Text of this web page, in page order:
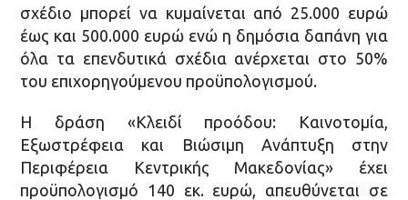
σχέδιο μπορεί να κυμαίνεται από 25.000 ευρώ
έως και 500.000 ευρώ ενώ η δημόσια δαπάνη για
όλα τα επενδυτικά σχέδια ανέρχεται στο 50%
του επιχορηγούμενου προϋπολογισμού.
Η δράση «Κλειδί προόδου: Καινοτομία,
Εξωστρέφεια και Βιώσιμη Ανάπτυξη στην
Περιφέρεια Κεντρικής Μακεδονίας» έχει
προϋπολογισμό 140 εκ. ευρώ, απευθύνεται σε